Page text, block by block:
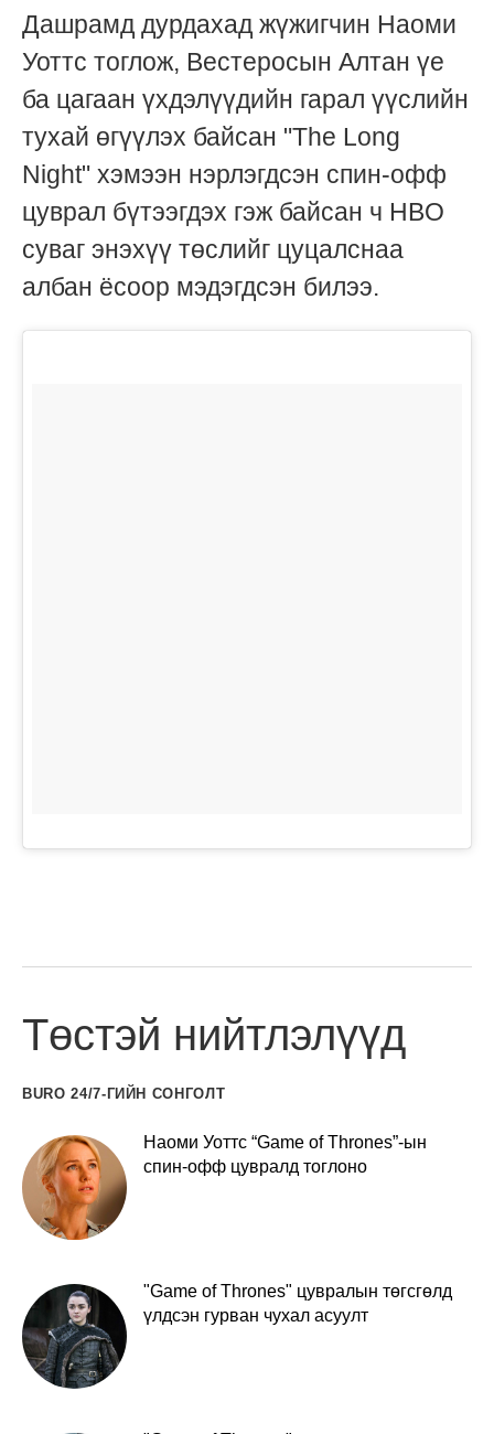
Дашрамд дурдахад жүжигчин Наоми
Уоттс тоглож, Вестеросын Алтан үе
ба цагаан үхдэлүүдийн гарал үүслийн
тухай өгүүлэх байсан "The Long
Night" хэмээн нэрлэгдсэн спин-офф
цуврал бүтээгдэх гэж байсан ч HBO
суваг энэхүү төслийг цуцалснаа
албан ёсоор мэдэгдсэн билээ.
Төстэй нийтлэлүүд
BURO 24/7-ГИЙН СОНГОЛТ
Наоми Уоттс “Game of Thrones”-ын
спин-офф цувралд тоглоно
"Game of Thrones" цувралын төгсгөлд
үлдсэн гурван чухал асуулт